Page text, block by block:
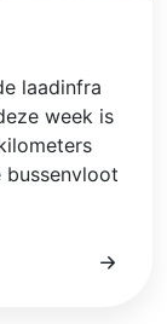
laadinfra
week is